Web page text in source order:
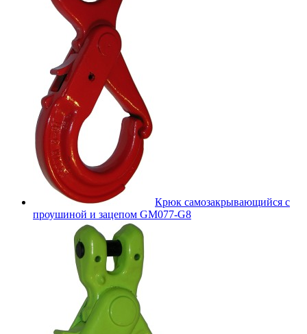
Крюк самозакрывающийся с
проушиной и зацепом GM077-G8